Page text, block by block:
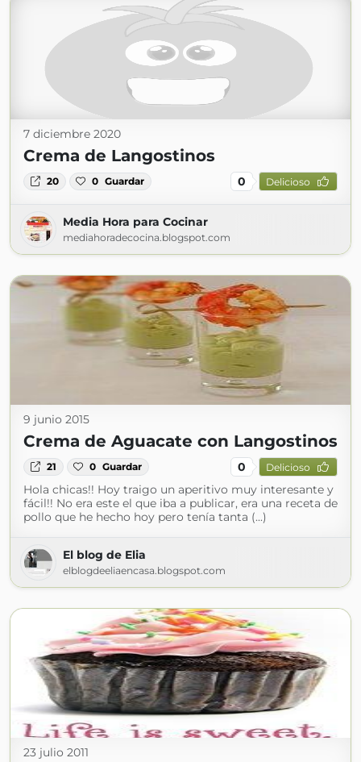
7 diciembre 2020
Crema de Langostinos
20 0 Guardar 0 Delicioso
Media Hora para Cocinar
mediahoradecocina.blogspot.com
9 junio 2015
Crema de Aguacate con Langostinos
21 0 Guardar 0 Delicioso
Hola chicas!! Hoy traigo un aperitivo muy interesante y
fácil!! No era este el que iba a publicar, era una receta de
pollo que he hecho hoy pero tenía tanta (...)
El blog de Elia
elblogdeeliaencasa.blogspot.com
23 julio 2011